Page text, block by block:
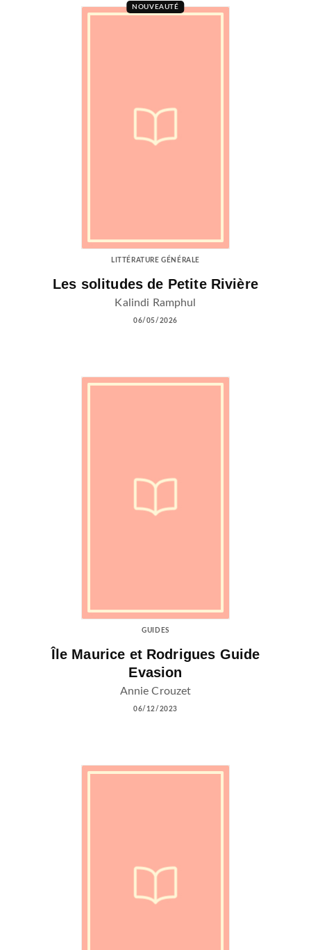
NOUVEAUTÉ
LITTÉRATURE GÉNÉRALE
Les solitudes de Petite Rivière
Kalindi Ramphul
06/05/2026
GUIDES
Île Maurice et Rodrigues Guide
Evasion
Annie Crouzet
06/12/2023